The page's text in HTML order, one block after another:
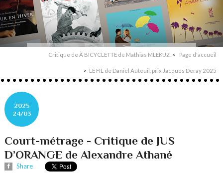
Critique de À BICYCLETTE de Mathias MLEKUZ Page d'accueil
LE FIL de Daniel Auteuil, prix Jacques Deray 2025
2025
24/03
Court-métrage - Critique de JUS
D’ORANGE de Alexandre Athané
Share